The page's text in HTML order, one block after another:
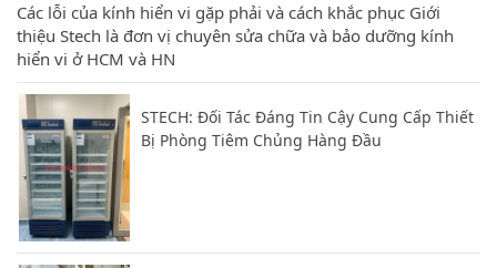
Các lỗi của kính hiển vi gặp phải và cách khắc phục Giới
thiệu Stech là đơn vị chuyên sửa chữa và bảo dưỡng kính
hiển vi ở HCM và HN
STECH: Đối Tác Đáng Tin Cậy Cung Cấp Thiết
Bị Phòng Tiêm Chủng Hàng Đầu